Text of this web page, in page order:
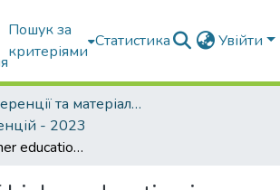
Пошук за
критеріями
Статистика Увійти
Конференції та матеріали конференцій
- 2023
The role of higher education in shaping a society